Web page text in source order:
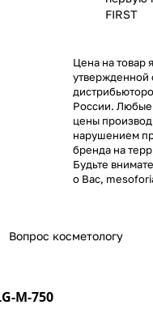
FIRST
Цена на товар
России. Любые
цены
нарушением
бренда на
Будьте
о Вас,
Вопрос косметологу
M-750